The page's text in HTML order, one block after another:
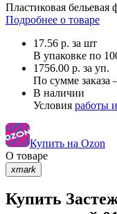
Пластиковая
Подробнее о товаре
17.56 р. за шт
В упаковке по
1756.00 р. за уп.
По сумме заказа
В наличии
Условия работы
Купить на Ozon
О товаре
xmark
Купить